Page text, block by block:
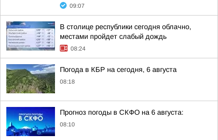
09:07
В столице республики сегодня облачно,
местами пройдет слабый дождь
08:24
Погода в КБР на сегодня, 6 августа
08:18
Прогноз погоды в СКФО на 6 августа:
08:10